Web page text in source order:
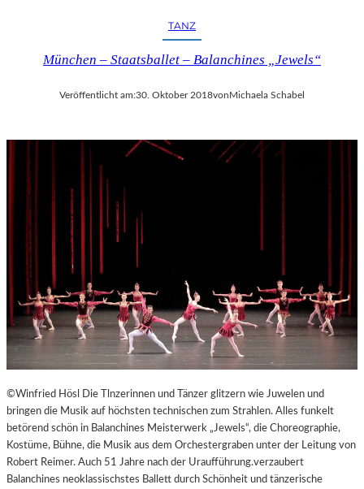
TANZ
München – Staatsballet – Balanchines „Jewels“
Veröffentlicht am:30. Oktober 2018von Michaela Schabel
©Winfried Hösl Die Tlnzerinnen und Tänzer glitzern wie Juwelen und
bringen die Musik auf höchsten technischen zum Strahlen. Alles funkelt
betörend schön in Balanchines Meisterwerk „Jewels“, die Choreographie,
Kostüme, Bühne, die Musik aus dem Orchestergraben unter der Leitung von
Robert Reimer. Auch 51 Jahre nach der Uraufführung.verzaubert
Balanchines neoklassischstes Ballett durch Schönheit und tänzerische